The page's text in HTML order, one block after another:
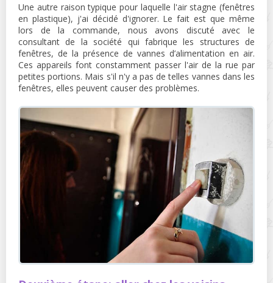
Une autre raison typique pour laquelle l'air stagne (fenêtres
en plastique), j'ai décidé d'ignorer. Le fait est que même
lors de la commande, nous avons discuté avec le
consultant de la société qui fabrique les structures de
fenêtres, de la présence de vannes d’alimentation en air.
Ces appareils font constamment passer l'air de la rue par
petites portions. Mais s'il n'y a pas de telles vannes dans les
fenêtres, elles peuvent causer des problèmes.